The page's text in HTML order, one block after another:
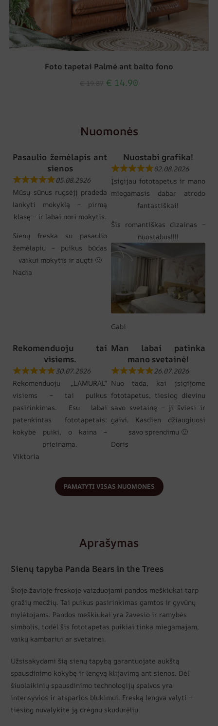
Foto tapetai Palmė ant balto fono
€ 14.90
Nuomonės
Pasaulio žemėlapis ant
sienos
05.08.2026
Mūsų sūnus rugsėjį pradeda
lankyti mokyklą – pirmą
klasę – ir labai nori mokytis.
Sienų freska su pasaulio
žemėlapiu – puikus būdas
vaikui mokytis ir augti 🙂
Nadia
Nuostabi grafika!
02.08.2026
Įsigijau fototapetus ir mano
miegamasis dabar atrodo
fantastiškai!
Šis romantiškas dizainas –
nuostabus!!!!
Gabi
Rekomenduoju tai
visiems.
30.07.2026
Rekomenduoju „LAMURAL“
visiems – tai puikus
pasirinkimas. Esu labai
patenkintas fototapetais:
kokybė puiki, o kaina –
prieinama.
Viktoria
Man labai patinka
mano svetainė!
26.07.2026
Nuo tada, kai įsigijome
fototapetus, tiesiog dievinu
savo svetainę – ji šviesi ir
gaivi. Kasdien džiaugiuosi
savo sprendimu 🙂
Doris
PAMATYTI VISAS NUOMONES
Aprašymas
Sienų tapyba Panda Bears in the Trees
Šioje žavioje freskoje vaizduojami pandos meškiukai tarp
gražių medžių. Tai puikus pasirinkimas gamtos ir gyvūnų
mylėtojams. Pandos meškiukai yra žavesio ir ramybės
simbolis, todėl šis fototapetas puikiai tinka miegamajam,
vaikų kambariui ar svetainei.
Užsisakydami šią sienų tapybą garantuojate aukštą
spausdinimo kokybę ir lengvą klijavimą ant sienos. Dėl
šiuolaikinių spausdinimo technologijų spalvos yra
intensyvios ir atsparios blukimui. Freską lengva valyti –
tiesiog nuvalykite ją drėgnu skudurėliu.